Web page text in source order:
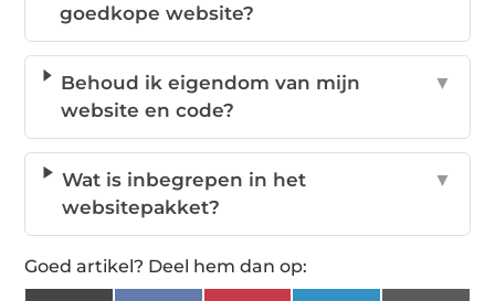
goedkope website?
Behoud ik eigendom van mijn
website en code?
▼
Wat is inbegrepen in het
websitepakket?
▼
Goed artikel? Deel hem dan op: